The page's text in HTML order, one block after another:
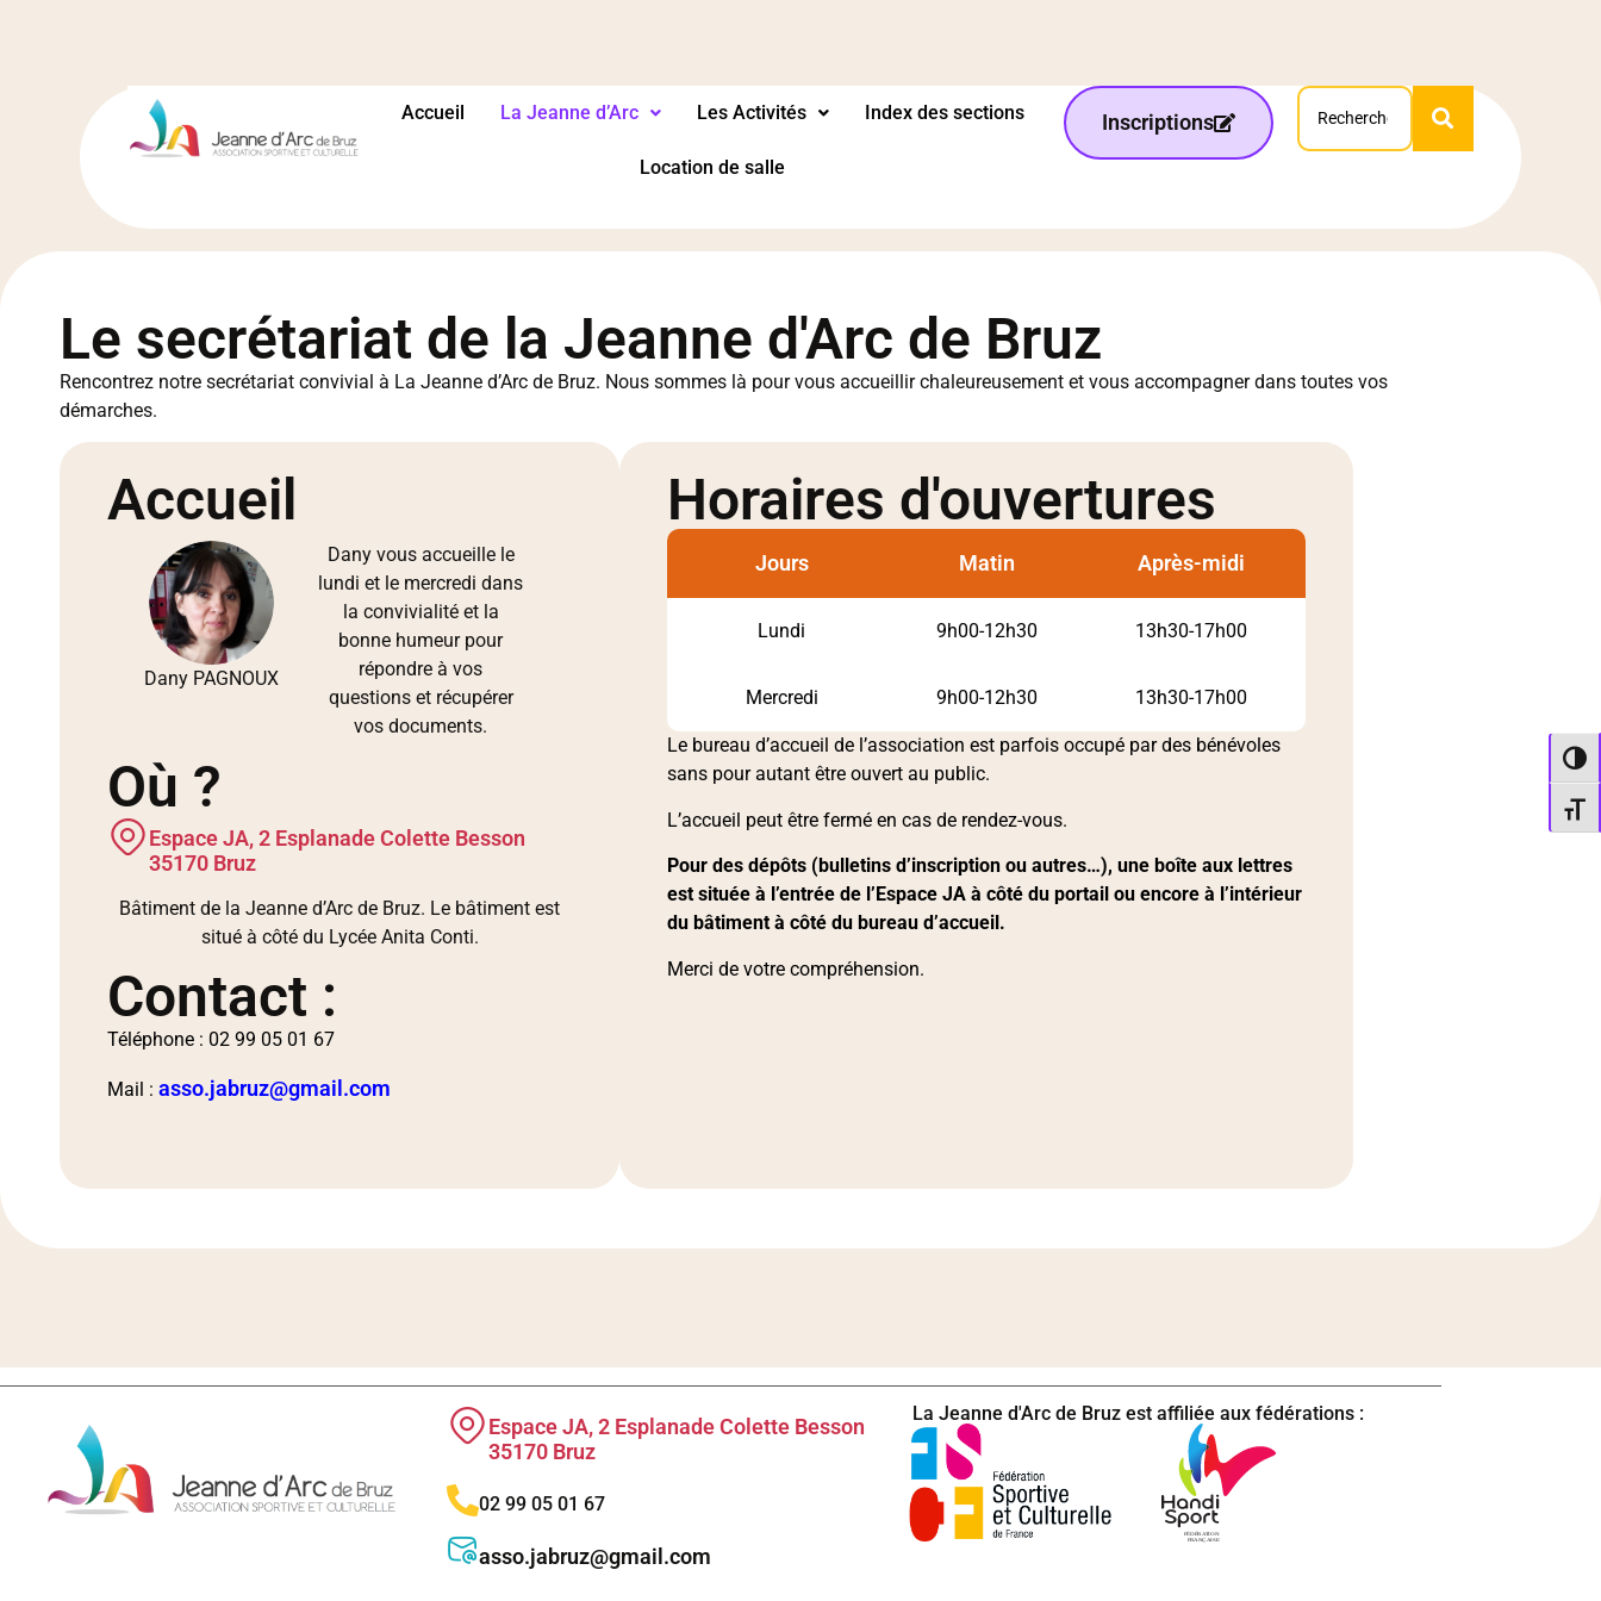
Accueil La Jeanne d’Arc Les Activités Index des sections
Location de salle
Inscriptions
Le secrétariat de la Jeanne d'Arc de Bruz
Rencontrez notre secrétariat convivial à La Jeanne d’Arc de Bruz. Nous sommes là pour vous accueillir chaleureusement et vous accompagner dans toutes vos
démarches.
Accueil
Dany PAGNOUX
Dany vous accueille le
lundi et le mercredi dans
la convivialité et la
bonne humeur pour
répondre à vos
questions et récupérer
vos documents.
Où ?
Espace JA, 2 Esplanade Colette Besson
35170 Bruz
Bâtiment de la Jeanne d’Arc de Bruz. Le bâtiment est
situé à côté du Lycée Anita Conti.
Contact :
Téléphone : 02 99 05 01 67
Mail : asso.jabruz@gmail.com
Horaires d'ouvertures
Jours Matin Après-midi
Lundi 9h00-12h30 13h30-17h00
Mercredi 9h00-12h30 13h30-17h00
Le bureau d’accueil de l’association est parfois occupé par des bénévoles
sans pour autant être ouvert au public.
L’accueil peut être fermé en cas de rendez-vous.
Pour des dépôts (bulletins d’inscription ou autres…), une boîte aux lettres
est située à l’entrée de l’Espace JA à côté du portail ou encore à l’intérieur
du bâtiment à côté du bureau d’accueil.
Merci de votre compréhension.
Espace JA, 2 Esplanade Colette Besson
35170 Bruz
02 99 05 01 67
asso.jabruz@gmail.com
La Jeanne d'Arc de Bruz est affiliée aux fédérations :